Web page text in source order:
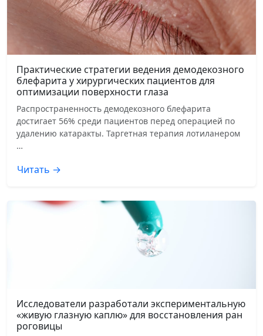
Практические стратегии ведения демодекозного
блефарита у хирургических пациентов для
оптимизации поверхности глаза
Распространенность демодекозного блефарита
достигает 56% среди пациентов перед операцией по
удалению катаракты. Таргетная терапия лотиланером
…
Читать →
Исследователи разработали экспериментальную
«живую глазную каплю» для восстановления ран
роговицы